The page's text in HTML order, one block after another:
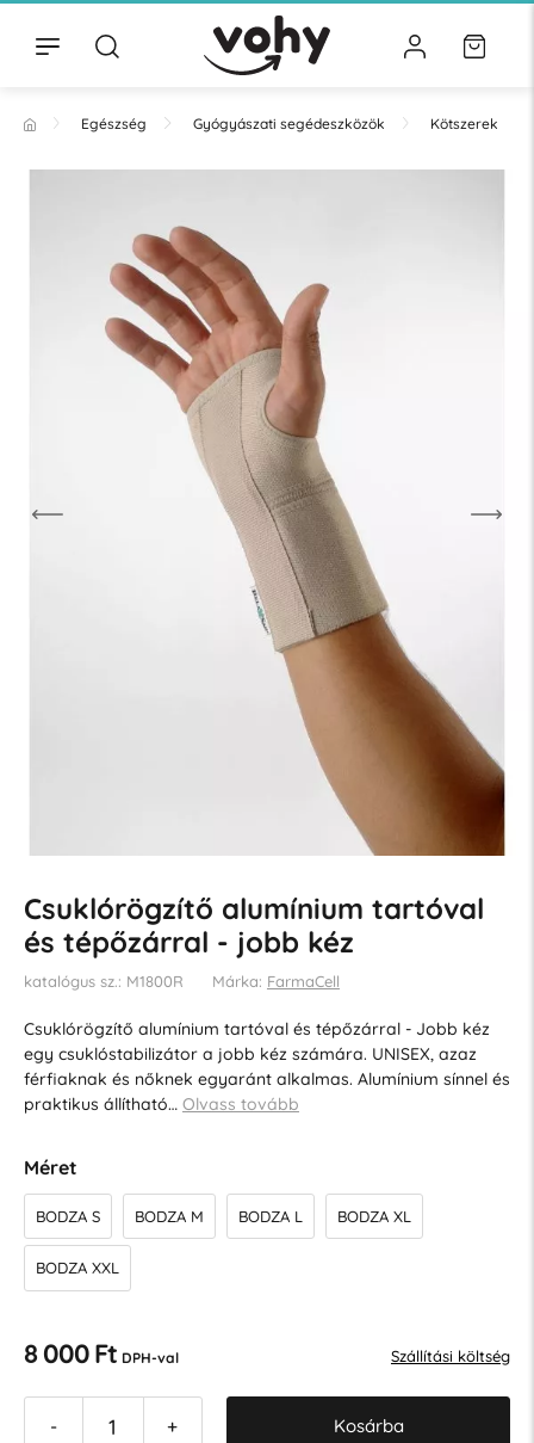
Egészség Gyógyászati segédeszközök Kötszerek
Csuklórögzítő alumínium tartóval
és tépőzárral - jobb kéz
katalógus sz.: M1800R Márka: FarmaCell
Csuklórögzítő alumínium tartóval és tépőzárral - Jobb kéz
egy csuklóstabilizátor a jobb kéz számára. UNISEX, azaz
férfiaknak és nőknek egyaránt alkalmas. Alumínium sínnel és
praktikus állítható… Olvass tovább
Méret
BODZA S BODZA M BODZA L BODZA XL
BODZA XXL
8 000 Ft DPH-val Szállítási költség
- + Kosárba